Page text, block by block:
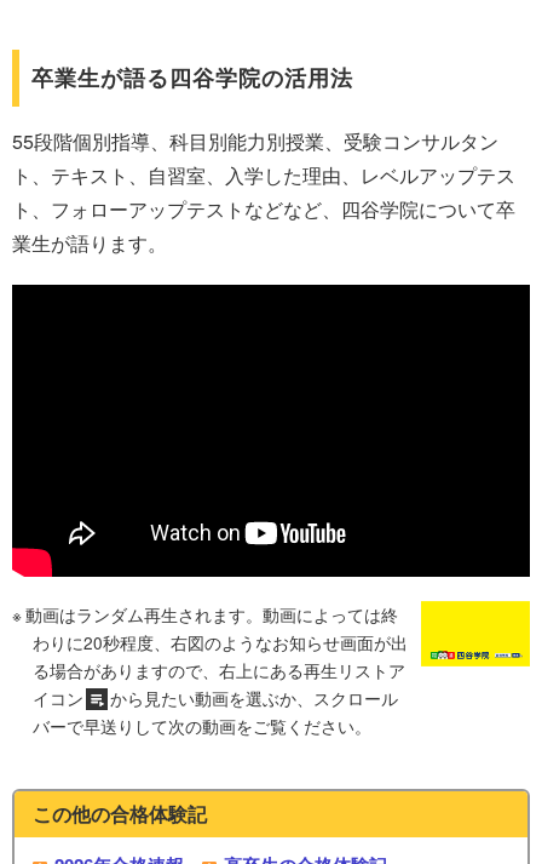
卒業生が語る四谷学院の活用法
55段階個別指導、科目別能力別授業、受験コンサルタン
ト、テキスト、自習室、入学した理由、レベルアップテス
ト、フォローアップテストなどなど、四谷学院について卒
業生が語ります。
動画はランダム再生されます。動画によっては終
わりに20秒程度、右図のようなお知らせ画面が出
る場合がありますので、右上にある再生リストア
イコン
から見たい動画を選ぶか、スクロール
バーで早送りして次の動画をご覧ください。
この他の合格体験記